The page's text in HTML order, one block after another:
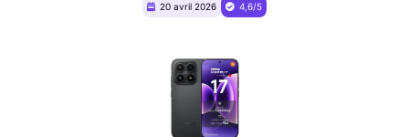
20 avril 2026 4,6/5